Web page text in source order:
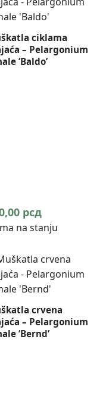
ciklama
– Pelargonium
‘Baldo’
рсд
na stanju
crvena
– Pelargonium
‘Bernd’